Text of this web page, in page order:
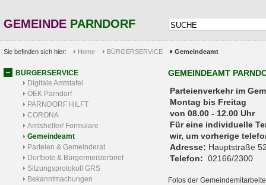
GEMEINDE PARNDORF
Sie befinden sich hier: Home BÜRGERSERVICE Gemeindeamt
BÜRGERSERVICE
Digitale Amtstafel
ÖEK Parndorf
PARNDORF HILFT
CORONA
Amtshelfer/ Formulare
Gemeindeamt
Parteien & Gemeinderat
Dorfbote & Bürgermeisterbrief
Sitzungsprotokoll GRS
Bekanntmachungen
GEMEINDEAMT
Parteienverkehr
Montag bis Freitag
von 08.00 - 12.00 Uhr
Für eine individuelle
wir, um vorherige
Adresse: Hauptstraße
Telefon: 02166/2300
Fotos der